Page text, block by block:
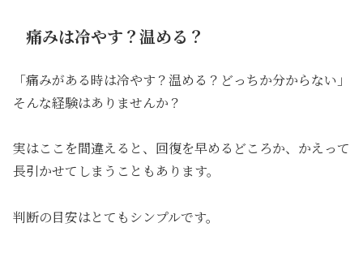
痛みは冷やす？温める？
「痛みがある時は冷やす？温める？どっちか分からない」
そんな経験はありませんか？
実はここを間違えると、回復を早めるどころか、かえって
長引かせてしまうこともあります。
判断の目安はとてもシンプルです。